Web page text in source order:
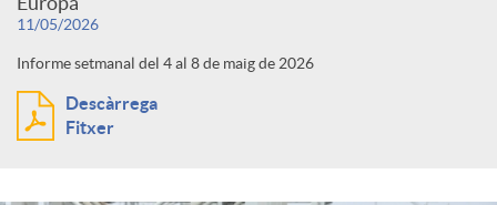
11/05/2026
Informe setmanal del 4 al 8 de maig de 2026
Descàrrega
Fitxer